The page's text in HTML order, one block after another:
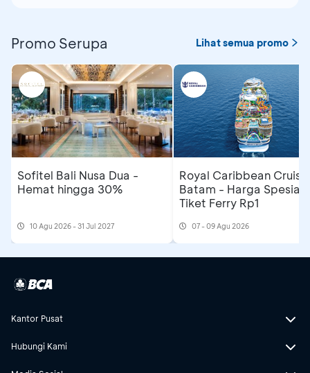
Promo Serupa Lihat semua promo
Sofitel Bali Nusa Dua -
Hemat hingga 30%
10 Agu 2026 - 31 Jul 2027
Royal Caribbean Cruise
Batam - Harga Spesial
Tiket Ferry Rp1
07 - 09 Agu 2026
Kantor Pusat
Hubungi Kami